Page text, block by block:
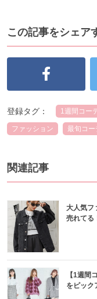
この記事をシェア
登録タグ： 1週間コー
ファッション 最旬コー
関連記事
大人気フ
売れてる
【1週間
をピッ